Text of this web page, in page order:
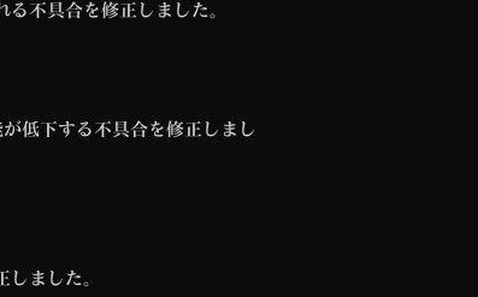
不具合を修正しました。
低下する不具合を修正しまし
ました。